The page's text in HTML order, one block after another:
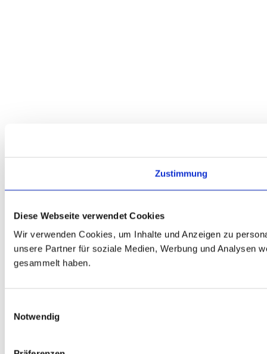
Zustimmung
Diese Webseite verwendet Cookies
Wir verwenden Cookies, um Inhalte und Anzeigen zu
unsere Partner für soziale Medien, Werbung und Analysen
gesammelt haben.
Notwendig